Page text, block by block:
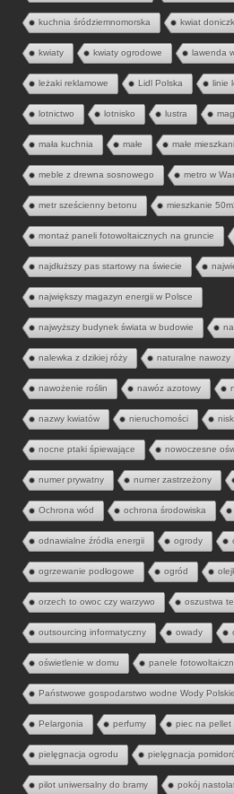
kuchnia śródziemnomorska kwiat
kwiaty kwiaty ogrodowe lawenda
leżaki reklamowe Lidl Polska linie
lotnictwo lotnisko lustra
mała kuchnia małe małe
meble z drewna sosnowego metro w
metr sześcienny betonu mieszkanie
montaż paneli fotowoltaicznych na gruncie
najdłuższy pas startowy na świecie
największy magazyn energii w Polsce
najwyższy budynek świata w budowie
nalewka z dzikiej róży naturalne nawozy
nawożenie roślin nawóz azotowy
nazwy kwiatów nieruchomości
nocne ptaki śpiewające nowoczesne
numer prywatny numer zastrzeżony
Ochrona wód ochrona środowiska
odnawialne źródła energii ogrody
ogrzewanie podłogowe ogród
orzech to owoc czy warzywo oszustwa
outsourcing informatyczny owady
oświetlenie w domu panele
Państwowe gospodarstwo wodne Wody
Pelargonia perfumy piec na pellet
pielęgnacja ogrodu pielęgnacja
pilot uniwersalny do bramy pokój